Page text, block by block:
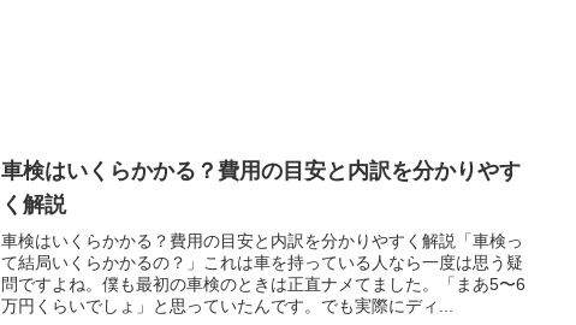
車検はいくらかかる？費用の目安と内訳を分かりやす
く解説
車検はいくらかかる？費用の目安と内訳を分かりやすく解説「車検っ
て結局いくらかかるの？」これは車を持っている人なら一度は思う疑
問ですよね。僕も最初の車検のときは正直ナメてました。「まあ5〜6
万円くらいでしょ」と思っていたんです。でも実際にディ...